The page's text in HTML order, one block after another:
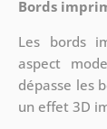
Bords
Les bords
aspect
dépasse les
un effet 3D